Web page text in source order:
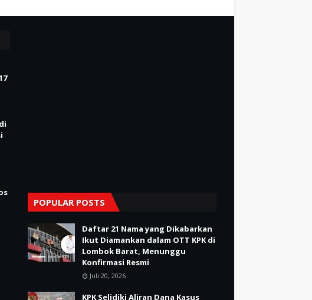
POPULAR POSTS
Daftar 21 Nama yang Dikabarkan
Ikut Diamankan dalam OTT KPK di
Lombok Barat, Menunggu
Konfirmasi Resmi
Juli 20, 2026
KPK Selidiki Aliran Dana Kasus